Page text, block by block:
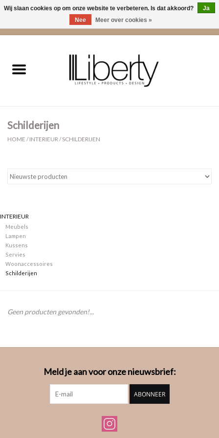
Kleding
Cadeaus
Merken
Schilderijen
HOME /INTERIEUR /SCHILDERIJEN
INTERIEUR
Meubels
Lampen
Kussens
Servies
Woonaccessoires
Schilderijen
Geen producten gevonden!...
Meld je aan voor onze nieuwsbrief:
ABONNEER
Wij slaan cookies op om onze website te verbeteren. Is dat akkoord?
Ja
Nee
Meer over cookies »